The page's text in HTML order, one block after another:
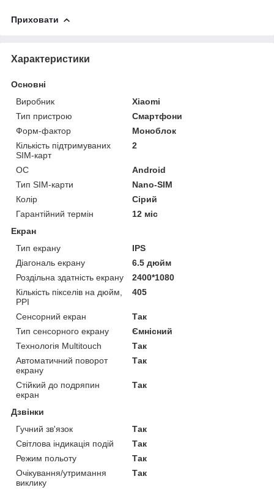
Приховати
Характеристики
Основні
Виробник
Xiaomi
Тип пристрою
Смартфони
Форм-фактор
Моноблок
Кількість підтримуваних
SIM-карт
2
ОС
Android
Тип SIM-карти
Nano-SIM
Колір
Сірий
Гарантійний термін
12 міс
Екран
Тип екрану
IPS
Діагональ екрану
6.5 дюйм
Роздільна здатність екрану
2400*1080
Кількість пікселів на дюйм,
PPI
405
Сенсорний екран
Так
Тип сенсорного екрану
Ємнісний
Технологія Multitouch
Так
Автоматичний поворот
екрану
Так
Стійкий до подряпин
екран
Так
Дзвінки
Гучний зв'язок
Так
Світлова індикація подій
Так
Режим польоту
Так
Очікування/утримання
виклику
Так